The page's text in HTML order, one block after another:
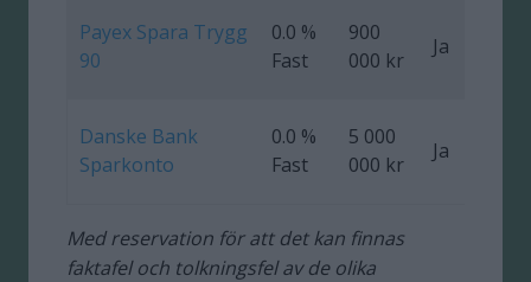
Payex Spara Trygg
90
0.0 %
Fast
900
000 kr
Ja
Danske Bank
Sparkonto
0.0 %
Fast
5 000
000 kr
Ja
Med reservation för att det kan finnas
faktafel och tolkningsfel av de olika